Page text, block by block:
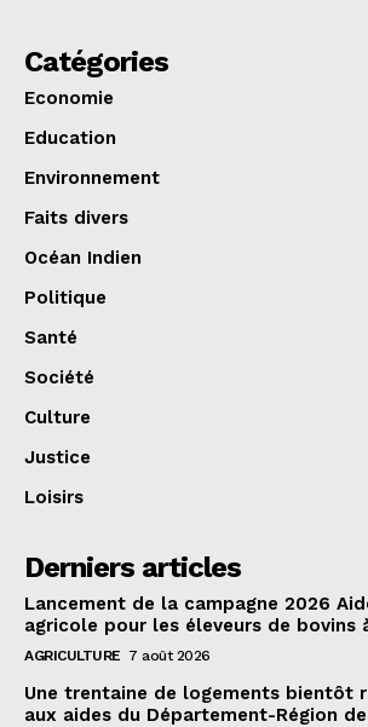
Catégories
Economie
Education
Environnement
Faits divers
Océan Indien
Politique
Santé
Société
Culture
Justice
Loisirs
Derniers articles
Lancement de la campagne 2026
agricole pour les éleveurs de bovins
AGRICULTURE 7 août 2026
Une trentaine de logements bientôt
aux aides du Département-Région